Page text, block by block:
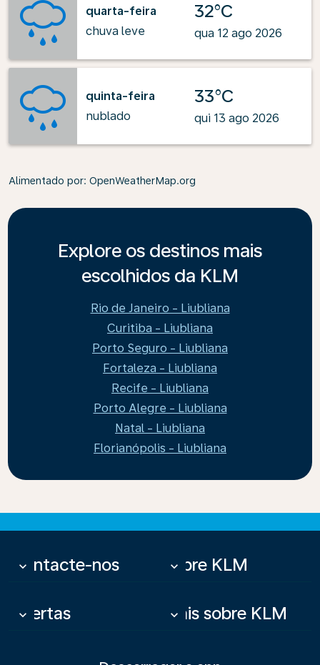
quarta-feira
chuva leve
32°C
qua 12 ago 2026
quinta-feira
nublado
33°C
qui 13 ago 2026
Alimentado por: OpenWeatherMap.org
Explore os destinos mais
escolhidos da KLM
Rio de Janeiro - Liubliana
Curitiba - Liubliana
Porto Seguro - Liubliana
Fortaleza - Liubliana
Recife - Liubliana
Porto Alegre - Liubliana
Natal - Liubliana
Florianópolis - Liubliana
Contacte-nos
keyboard_arrow_down Sobre KLM
keyboard_arrow_down
Ofertas
keyboard_arrow_down Mais sobre KLM
keyboard_arrow_down